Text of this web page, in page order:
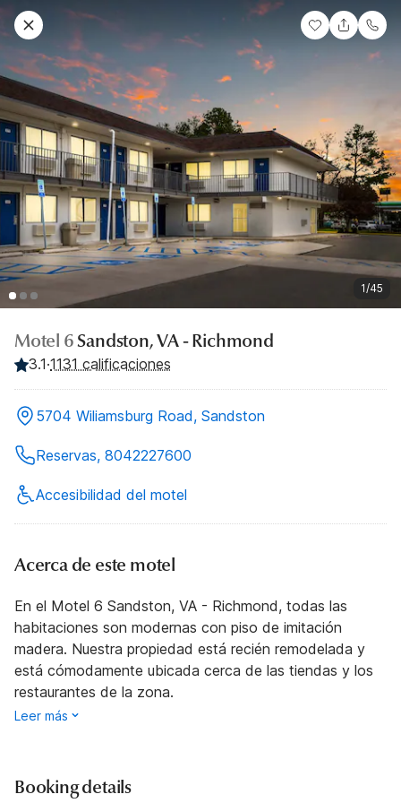
1/45
Motel 6Sandston, VA - Richmond
3.1·1131 calificaciones
5704 Wiliamsburg Road, Sandston
Reservas, 8042227600
Accesibilidad del motel
Acerca de este motel
En el Motel 6 Sandston, VA - Richmond, todas las
habitaciones son modernas con piso de imitación
madera. Nuestra propiedad está recién remodelada y
está cómodamente ubicada cerca de las tiendas y los
restaurantes de la zona.
Leer más
Booking details